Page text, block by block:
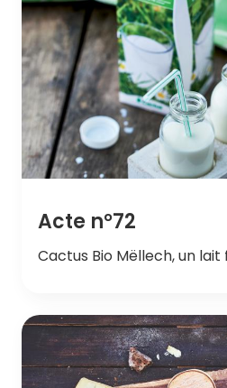
Acte n°72
Cactus Bio Mëllech, un